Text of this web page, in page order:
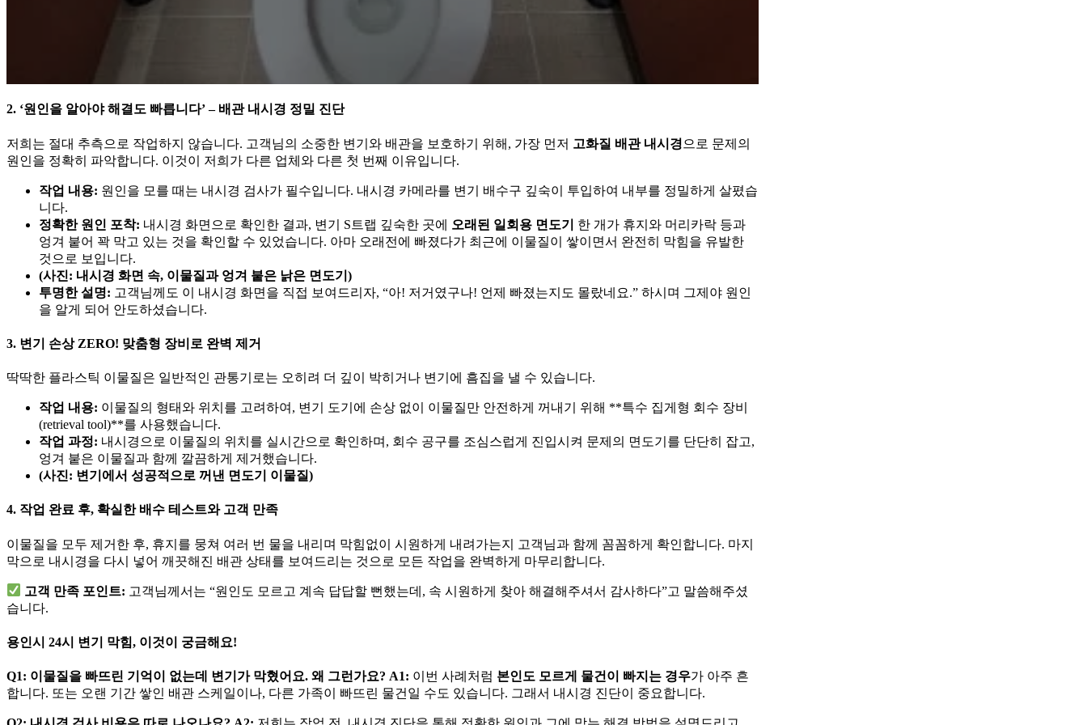
2. ‘원인을 알아야 해결도 빠릅니다’ – 배관 내시경 정밀 진단
저희는 절대 추측으로 작업하지 않습니다. 고객님의 소중한 변기와 배관을 보호하기 위해, 가장 먼저 고화질 배관 내시경으로 문제의
원인을 정확히 파악합니다. 이것이 저희가 다른 업체와 다른 첫 번째 이유입니다.
작업 내용: 원인을 모를 때는 내시경 검사가 필수입니다. 내시경 카메라를 변기 배수구 깊숙이 투입하여 내부를 정밀하게 살폈습
니다.
정확한 원인 포착: 내시경 화면으로 확인한 결과, 변기 S트랩 깊숙한 곳에 오래된 일회용 면도기
한 개가 휴지와 머리카락 등과
엉겨 붙어 꽉 막고 있는 것을 확인할 수 있었습니다. 아마 오래전에 빠졌다가 최근에 이물질이 쌓이면서 완전히 막힘을 유발한
것으로 보입니다.
(사진: 내시경 화면 속, 이물질과 엉겨 붙은 낡은 면도기)
투명한 설명: 고객님께도 이 내시경 화면을 직접 보여드리자, “아! 저거였구나! 언제 빠졌는지도 몰랐네요.” 하시며 그제야 원인
을 알게 되어 안도하셨습니다.
3. 변기 손상 ZERO! 맞춤형 장비로 완벽 제거
딱딱한 플라스틱 이물질은 일반적인 관통기로는 오히려 더 깊이 박히거나 변기에 흠집을 낼 수 있습니다.
작업 내용: 이물질의 형태와 위치를 고려하여, 변기 도기에 손상 없이 이물질만 안전하게 꺼내기 위해 **특수 집게형 회수 장비
(retrieval tool)**를 사용했습니다.
작업 과정: 내시경으로 이물질의 위치를 실시간으로 확인하며, 회수 공구를 조심스럽게 진입시켜 문제의 면도기를 단단히 잡고,
엉겨 붙은 이물질과 함께 깔끔하게 제거했습니다.
(사진: 변기에서 성공적으로 꺼낸 면도기 이물질)
4. 작업 완료 후, 확실한 배수 테스트와 고객 만족
이물질을 모두 제거한 후, 휴지를 뭉쳐 여러 번 물을 내리며 막힘없이 시원하게 내려가는지 고객님과 함께 꼼꼼하게 확인합니다. 마지
막으로 내시경을 다시 넣어 깨끗해진 배관 상태를 보여드리는 것으로 모든 작업을 완벽하게 마무리합니다.
고객 만족 포인트: 고객님께서는 “원인도 모르고 계속 답답할 뻔했는데, 속 시원하게 찾아 해결해주셔서 감사하다”고 말씀해주셨
습니다.
용인시 24시 변기 막힘, 이것이 궁금해요!
Q1: 이물질을 빠뜨린 기억이 없는데 변기가 막혔어요. 왜 그런가요? A1: 이번 사례처럼 본인도 모르게 물건이 빠지는 경우가 아주 흔
합니다. 또는 오랜 기간 쌓인 배관 스케일이나, 다른 가족이 빠뜨린 물건일 수도 있습니다. 그래서 내시경 진단이 중요합니다.